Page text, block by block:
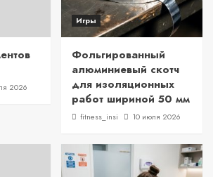
2026
Игры
Фольгированный
алюминиевый скотч
для изоляционных
работ шириной 50 мм
fitness_insi 10 июля 2026